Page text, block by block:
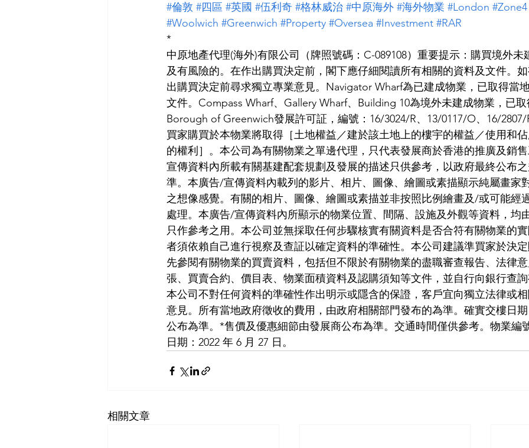
#倫敦 #四區 #英國 #伍利奇 #格林威治 #中原海外 #海外物業 #London #Zone4
#Woolwich #Greenwich #Property #Oversea #Investment #RAR
*
中原地產代理(海外)有限公司（牌照號碼：C-089108）重要提示：購買境外未
及有風險的。在作出購買決定前，閣下應仔細閱讀所有相關的資料及文件。
出購買決定前尋求獨立專業意見。Navigator Wharf為已建成物業，已取得當
文件。Compass Wharf、Gallery Wharf、Building 10為境外未建成物業，已取
Borough of Greenwich發展許可証，編號：16/3024/R、13/0117/O、16/2807/
買家購買於本物業將取得［土地權益／建於該土地上的樓宇的權益／使用和
的權利］。本公司為有關物業之單邊代理，只代表發展商於香港的推廣及銷
宣傳資料內所載有關基建配套規劃及發展的描述只供參考，以政府最終公布
準。本廣告/宣傳資料內載列的影片、相片、圖像、繪圖或素描顯示純屬畫家
之想像感覺。有關的相片、圖像、繪圖或素描並非按照比例繪畫及/或可能經
處理。本廣告/宣傳資料內所顯示的物業位置、間隔、設施及外觀等資料，均
只作參考之用。本公司並無採取任何步驟核實有關資料是否合符有關物業的
者須依賴自己進行視察及查証以確定資料的準確性。本公司建議準買家於決
先參閱有關物業的買賣資料，包括但不限於有關物業的盡職審查報告、法律
張、買賣合約、價目表、物業面積資料及認購須知等文件，並自行向銀行查詢
本公司不對任何資料的準確性作出明示或隱含的保證，客戶宜向獨立法律或
意見。所有當地政府徵收的費用，由政府相關部門發布的為準。確實交樓日
公布為準。*售價及優惠細節由發展商公布為準。交通時間僅供參考。物業編
日期：2022 年 6 月 27 日。
相關文章